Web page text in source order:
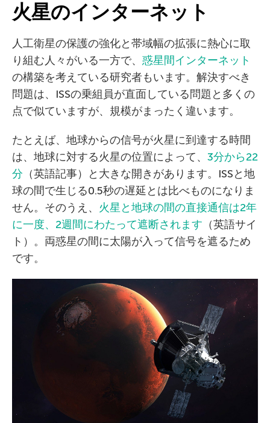
火星のインターネット
人工衛星の保護の強化と帯域幅の拡張に熱心に取
り組む人々がいる一方で、 惑星間インターネット
の構築を考えている研究者もいます。解決すべき
問題は、ISSの乗組員が直面している問題と多くの
点で似ていますが、規模がまったく違います。
たとえば、地球からの信号が火星に到達する時間
は、地球に対する火星の位置によって、 3分から22
分 （英語記事）と大きな開きがあります。ISSと地
球の間で生じる0.5秒の遅延とは比べものになりま
せん。そのうえ、 火星と地球の間の直接通信は2年
に一度、2週間にわたって遮断されます （英語サイ
ト）。両惑星の間に太陽が入って信号を遮るため
です。